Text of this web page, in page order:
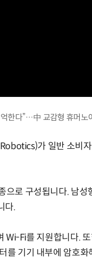
한다”…中 교감형 휴머노
가 일반 소비
으로 구성됩니다. 남
다.
Fi를 지원합니다.
를 기기 내부에 암호